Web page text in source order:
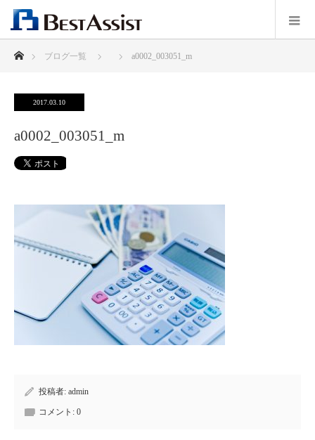
ホームブログ一覧 a0002_003051_m
2017.03.10
a0002_003051_m
投稿者: admin
コメント: 0